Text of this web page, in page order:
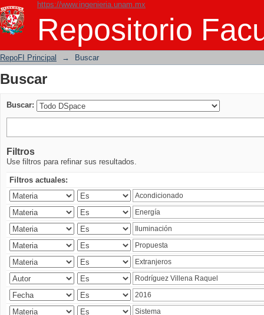
https://www.ingenieria.unam.mx
Repositorio
Buscar
RepoFI Principal → Buscar
Buscar
Buscar:
Filtros
Use filtros para refinar sus resultados.
Filtros actuales: